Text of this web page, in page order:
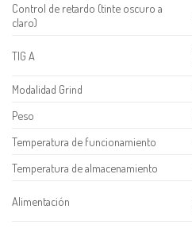
Control de retardo (tinte oscuro a
claro)
TIG A
Modalidad Grind
Peso
Temperatura de funcionamiento
Temperatura de almacenamiento
Alimentación